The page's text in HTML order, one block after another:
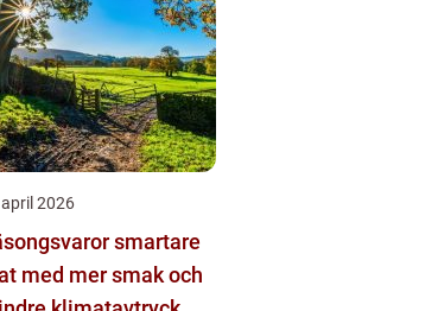
2026
smartare
med mer smak och